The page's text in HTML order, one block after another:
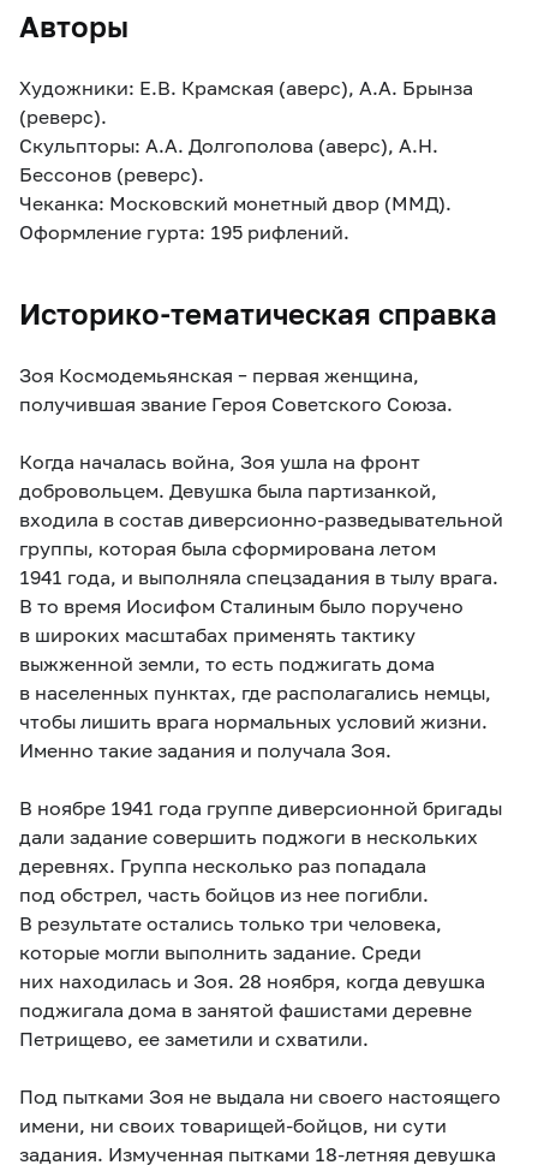
Авторы
Художники: Е.В. Крамская (аверс), А.А. Брынза
(реверс).
Скульпторы: А.А. Долгополова (аверс), А.Н.
Бессонов (реверс).
Чеканка: Московский монетный двор (ММД).
Оформление гурта: 195 рифлений.
Историко-тематическая справка
Зоя Космодемьянская – первая женщина,
получившая звание Героя Советского Союза.
Когда началась война, Зоя ушла на фронт
добровольцем. Девушка была партизанкой,
входила в состав диверсионно-разведывательной
группы, которая была сформирована летом
1941 года, и выполняла спецзадания в тылу врага.
В то время Иосифом Сталиным было поручено
в широких масштабах применять тактику
выжженной земли, то есть поджигать дома
в населенных пунктах, где располагались немцы,
чтобы лишить врага нормальных условий жизни.
Именно такие задания и получала Зоя.
В ноябре 1941 года группе диверсионной бригады
дали задание совершить поджоги в нескольких
деревнях. Группа несколько раз попадала
под обстрел, часть бойцов из нее погибли.
В результате остались только три человека,
которые могли выполнить задание. Среди
них находилась и Зоя. 28 ноября, когда девушка
поджигала дома в занятой фашистами деревне
Петрищево, ее заметили и схватили.
Под пытками Зоя не выдала ни своего настоящего
имени, ни своих товарищей-бойцов, ни сути
задания. Измученная пытками 18-летняя девушка